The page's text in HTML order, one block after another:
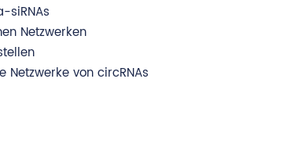
siRNAs
Netzwerken
von circRNAs